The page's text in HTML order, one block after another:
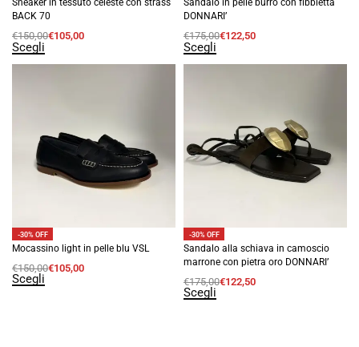
Sneaker in tessuto celeste con strass
BACK 70
€150,00€105,00
Scegli
Sandalo in pelle burro con fibbietta
DONNARI’
€175,00€122,50
Scegli
-30% OFF
Mocassino light in pelle blu VSL
€150,00€105,00
Scegli
-30% OFF
Sandalo alla schiava in camoscio
marrone con pietra oro DONNARI’
€175,00€122,50
Scegli